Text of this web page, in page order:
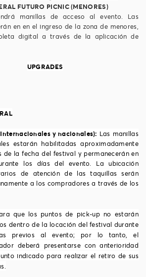
FUTURO PICNIC (MENORES)
manillas de acceso al evento. Las
en en el ingreso de la zona de menores,
digital a través de la aplicación de
UPGRADES
y nacionales): Las manillas
estarán habilitadas aproximadamente
de la fecha del festival y permanecerán en
los días del evento. La ubicación
de atención de las taquillas serán
a los compradores a través de los
que los puntos de pick-up no estarán
dentro de la locación del festival durante
previos al evento; por lo tanto, el
deberá presentarse con anterioridad
indicado para realizar el retiro de sus